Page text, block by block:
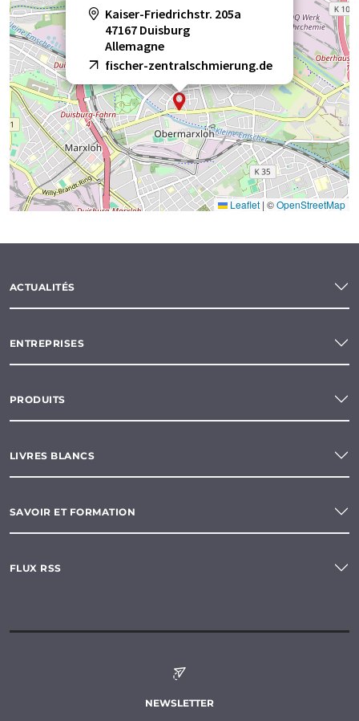
Kaiser-Friedrichstr. 205a
47167 Duisburg
Allemagne
fischer-zentralschmierung.de
Leaflet | ©OpenStreetMap
ACTUALITÉS
ENTREPRISES
PRODUITS
LIVRES BLANCS
SAVOIR ET FORMATION
FLUX RSS
NEWSLETTER